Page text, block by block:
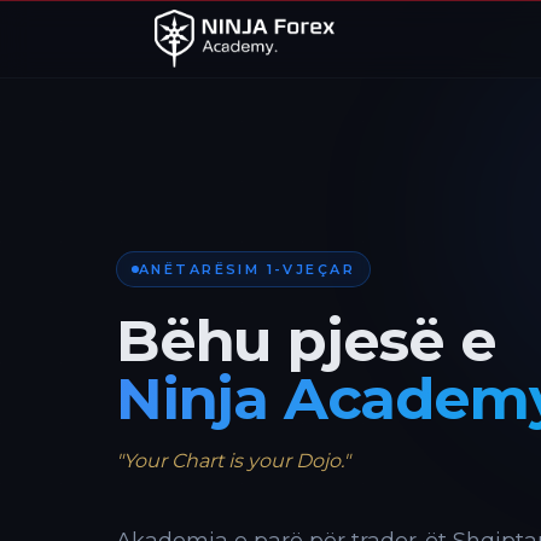
ANËTARËSIM 1-VJEÇAR
Bëhu pjesë e
Ninja
"Your Chart is your Dojo."